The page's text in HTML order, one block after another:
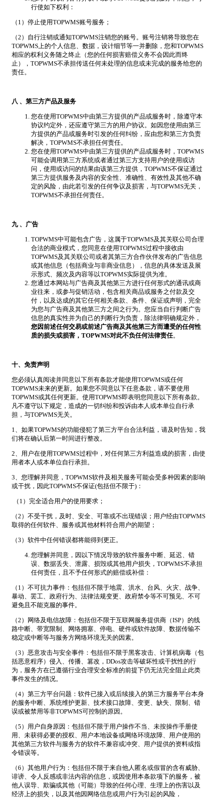
行使如下权利：
（1）停止使用TOPWMS账号服务；
（2）自行注销或通知TOPWMS注销您的账号。账号注销将导致您在
TOPWMS上的个人信息、数据，设计细节等一并删除，您和TOPWMS
相应的权利义务随之终止（您的任何损害赔偿义务不会因此而终
止），TOPWMS不承担传送任何未处理的信息或未完成的服务给您的
责任。
八 、第三方产品及服务
您在使用TOPWMS中由第三方提供的产品或服务时，除遵守本
协议约定外，还应遵守第三方的用户协议。如因您使用由第三
方提供的产品或服务时引发的任何纠纷，应由您和第三方负责
解决，TOPWMS不承担任何责任。
您在使用TOPWMS中由第三方提供的产品或服务时，TOPWMS
可能会调用第三方系统或者通过第三方支持用户的使用或访
问，使用或访问的结果由该第三方提供，TOPWMS不保证通过
第三方提供服务及内容的安全性、准确性、有效性及其他不确
定的风险，由此若引发的任何争议及损害，与TOPWMS无关，
TOPWMS不承担任何责任。
九 、广告
TOPWMS中可能包含广告，这属于TOPWMS及其关联公司合理
合法的商业模式，您同意在使用TOPWMS过程中接收由
TOPWMS及其关联公司或者其第三方合作伙伴发布的广告信息
或其他信息（包括商业与非商业信息），信息的具体发送及展
示形式、频次及内容等以TOPWMS实际提供为准。
您通过本网站与广告商及其他第三方进行任何形式的通讯或商
业往来，或参与促销活动，包含相关商品或服务之付款及交
付，以及达成的其它任何相关条款、条件、保证或声明，完全
为您与广告商及其他第三方之间之行为。您应当自行判断广告
信息的真实性并为自己的判断行为负责，除法律明确规定外，
您因前述任何交易或前述广告商及其他第三方而遭受的任何性
质的损失或损害，TOPWMS对此不负任何法律责任。
十、免责声明
您必须认真阅读并同意以下所有条款才能使用TOPWMS或任何
TOPWMS未来的更新。如果您不同意以下任意条款，请不要使用
TOPWMS或其任何更新。使用TOPWMS即表明您同意以下所有条款。
凡不遵守以下规定，造成的一切纠纷和投诉由本人或本单位自行承
担，与TOPWMS无关。
1、如果TOPWMS的功能侵犯了第三方平台合法利益，请及时告知，我
们将在确认后第一时间进行整改。
2、用户在使用TOPWMS过程中，对任何第三方利益造成的损害，由使
用者本人或本单位自行承担。
3、您理解并同意，TOPWMS软件及相关服务可能会受多种因素的影响
或干扰，因此TOPWMS不保证(包括但不限于)：
（1）完全适合用户的使用要求；
（2）不受干扰，及时、安全、可靠或不出现错误；用户经由TOPWMS
取得的任何软件、服务或其他材料符合用户的期望；
（3）软件中任何错误都将能得到更正。
您理解并同意，因以下情况导致的软件服务中断、延迟、错
误、数据丢失、泄露、损毁或其他用户损失，TOPWMS不承担
任何责任，且不予任何形式的赔偿或补偿：
（1）不可抗力事件：包括但不限于地震、洪水、台风、火灾、战争、
暴动、罢工、政府行为、法律法规变更、政府禁令等不可预见、不可
避免且不能克服的事件。
（2）网络及电信故障：包括但不限于互联网服务提供商（ISP）的线
路中断、带宽限制、网络拥塞、停电、硬件或软件故障、数据传输不
稳定或中断等与服务方网络环境无关的因素。
（3）恶意攻击与安全事件：包括但不限于黑客攻击、计算机病毒（包
括恶意程序）侵入、传播、篡改，DDos攻击等破坏性或干扰性的行
为，服务方在已遵循行业合理安全标准的前提下仍无法完全阻止此类
事件发生的情况。
（4）第三方平台问题：软件已接入或后续接入的第三方服务平台本身
的服务中断、系统维护更新、技术接口故障、变更、缺失、限制、错
误或被禁用等非TOPWMS可控制的原因。
（5）用户自身原因：包括但不限于用户操作不当、未按操作手册使
用、未获得必要的授权、用户本地设备或网络环境故障、用户使用的
其他第三方软件与服务方的软件不兼容或冲突、用户提供的资料或指
令错误等。
（6）其他用户行为：包括但不限于来自他人匿名或假冒的含有威胁、
诽谤、令人反感或非法内容的信息，或因使用本条款项下的服务，被
他人误导、欺骗或其他（可能）导致的任何心理、生理上的伤害以及
经济上的损失，以及其他因网络信息或用户行为引起的风险，